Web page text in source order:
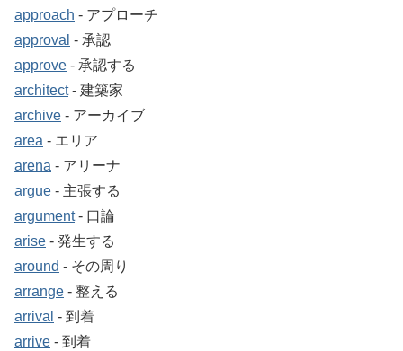
approach ‐ アプローチ
approval ‐ 承認
approve ‐ 承認する
architect‐ 建築家
archive ‐ アーカイブ
area ‐ エリア
arena ‐ アリーナ
argue ‐ 主張する
argument‐ 口論
arise ‐ 発生する
around ‐ その周り
arrange ‐ 整える
arrival ‐ 到着
arrive ‐ 到着